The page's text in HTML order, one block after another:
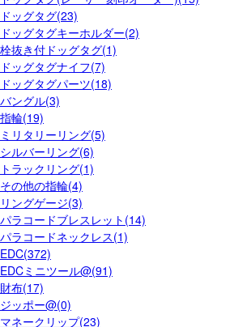
ドッグタグ(23)
ドッグタグキーホルダー(2)
栓抜き付ドッグタグ(1)
ドッグタグナイフ(7)
ドッグタグパーツ(18)
バングル(3)
指輪(19)
ミリタリーリング(5)
シルバーリング(6)
トラックリング(1)
その他の指輪(4)
リングゲージ(3)
パラコードブレスレット(14)
パラコードネックレス(1)
EDC(372)
EDCミニツール@(91)
財布(17)
ジッポー@(0)
マネークリップ(23)